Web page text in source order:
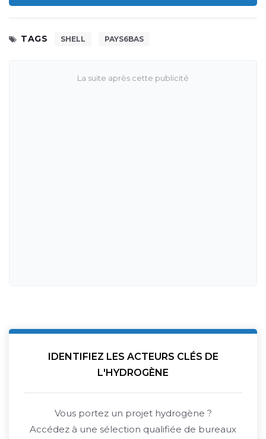
TAGS SHELL PAYS6BAS
IDENTIFIEZ LES ACTEURS CLÉS DE
L'HYDROGÈNE
Vous portez un projet hydrogène ?
Accédez à une sélection qualifiée de bureaux